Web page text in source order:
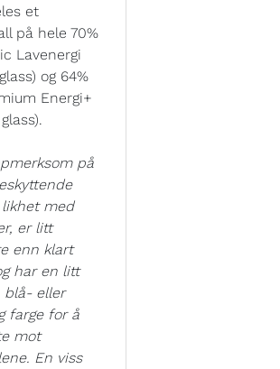
et
på hele 70%
Lavenergi
og 64%
Energi+
på
likhet med
er litt
enn klart
har en litt
blå- eller
farge for å
mot
En viss